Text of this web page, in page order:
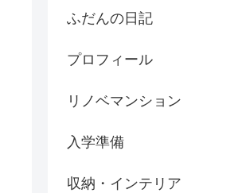
ふだんの日記
プロフィール
リノベマンション
入学準備
収納・インテリア